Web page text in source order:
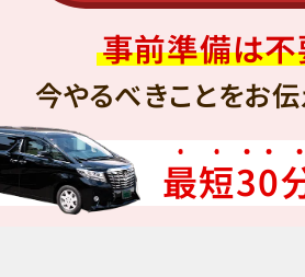
事前準備は不
今やるべきことをお
最短30